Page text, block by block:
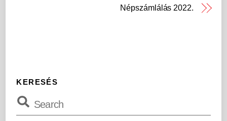
Népszámlálás 2022.
KERESÉS